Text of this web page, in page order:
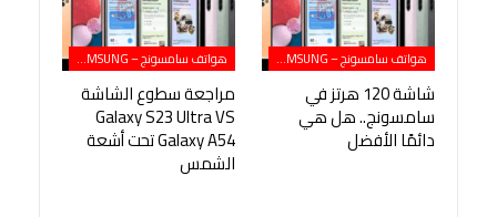
هواتف سامسونج – SAMSUNG
شاشة 120 هرتز في
سامسونج.. هل هي
دائمًا الأفضل
هواتف سامسونج – SAMSUNG
مراجعة سطوع الشاشة
Galaxy S23 Ultra VS
Galaxy A54 تحت أشعة
الشمس